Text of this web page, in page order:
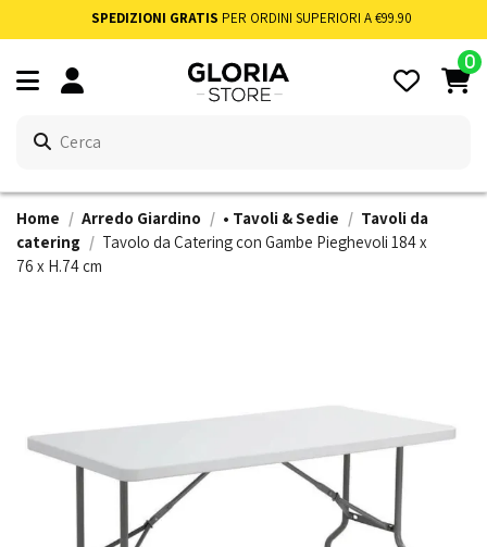
SPEDIZIONI GRATIS PER ORDINI SUPERIORI A €99.90
0
Home Arredo Giardino • Tavoli & Sedie
Tavoli da
catering
Tavolo da Catering con Gambe Pieghevoli 184 x
76 x H.74 cm